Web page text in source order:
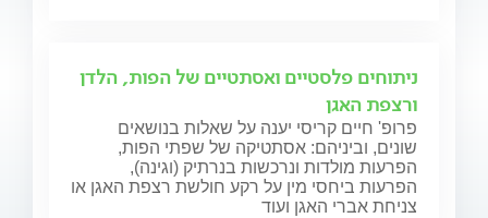
ניתוחים פלסטיים ואסתטיים של הפות, הלדן
ורצפת האגן
פרופ' חיים קריסי יענה על שאלות בנושאים
שונים, וביניהם: אסתטיקה של שפתי הפות,
הפרעות מולדות ונרכשות בנרתיק (וגינה),
הפרעות ביחסי מין על רקע חולשת רצפת האגן או
צניחת אברי האגן ועוד